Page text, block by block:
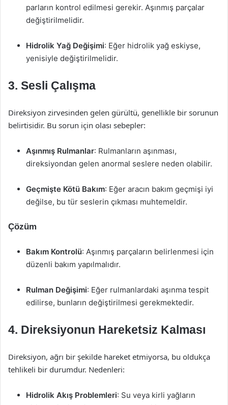
parların kontrol edilmesi gerekir. Aşınmış parçalar
değiştirilmelidir.
Hidrolik Yağ Değişimi: Eğer hidrolik yağ eskiyse,
yenisiyle değiştirilmelidir.
3. Sesli Çalışma
Direksiyon zirvesinden gelen gürültü, genellikle bir sorunun
belirtisidir. Bu sorun için olası sebepler:
Aşınmış Rulmanlar: Rulmanların aşınması,
direksiyondan gelen anormal seslere neden olabilir.
Geçmişte Kötü Bakım: Eğer aracın bakım geçmişi iyi
değilse, bu tür seslerin çıkması muhtemeldir.
Çözüm
Bakım Kontrolü: Aşınmış parçaların belirlenmesi için
düzenli bakım yapılmalıdır.
Rulman Değişimi: Eğer rulmanlardaki aşınma tespit
edilirse, bunların değiştirilmesi gerekmektedir.
4. Direksiyonun Hareketsiz Kalması
Direksiyon, ağrı bir şekilde hareket etmiyorsa, bu oldukça
tehlikeli bir durumdur. Nedenleri:
Hidrolik Akış Problemleri: Su veya kirli yağların